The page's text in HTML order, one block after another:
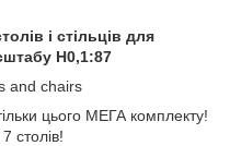
і стільців для
H0,1:87
and chairs
цього МЕГА комплекту!
7 столів!